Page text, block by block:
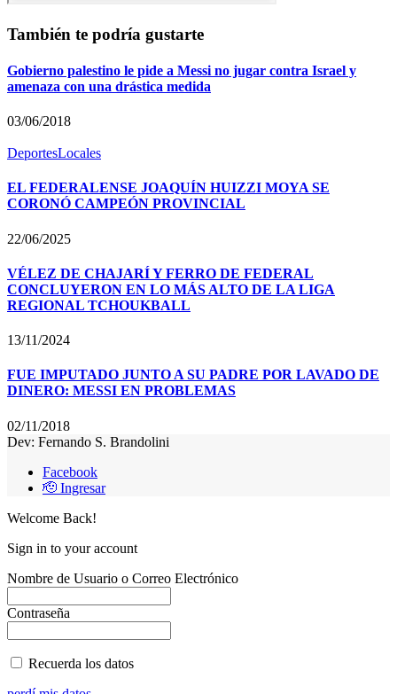
También te podría gustarte
Gobierno palestino le pide a Messi no jugar contra Israel y
amenaza con una drástica medida
03/06/2018
DeportesLocales
EL FEDERALENSE JOAQUÍN HUIZZI MOYA SE
CORONÓ CAMPEÓN PROVINCIAL
22/06/2025
VÉLEZ DE CHAJARÍ Y FERRO DE FEDERAL
CONCLUYERON EN LO MÁS ALTO DE LA LIGA
REGIONAL TCHOUKBALL
13/11/2024
FUE IMPUTADO JUNTO A SU PADRE POR LAVADO DE
DINERO: MESSI EN PROBLEMAS
02/11/2018
Dev: Fernando S. Brandolini
Facebook
🫡 Ingresar
Welcome Back!
Sign in to your account
Nombre de Usuario o Correo Electrónico
Contraseña
Recuerda los datos